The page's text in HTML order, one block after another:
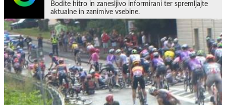
Bodite hitro in zanesljivo informirani ter spremljajte
aktualne in zanimive vsebine.